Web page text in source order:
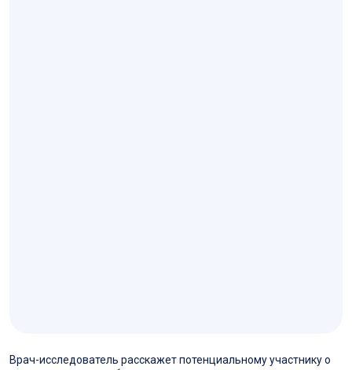
Врач-исследователь расскажет потенциальному участнику о